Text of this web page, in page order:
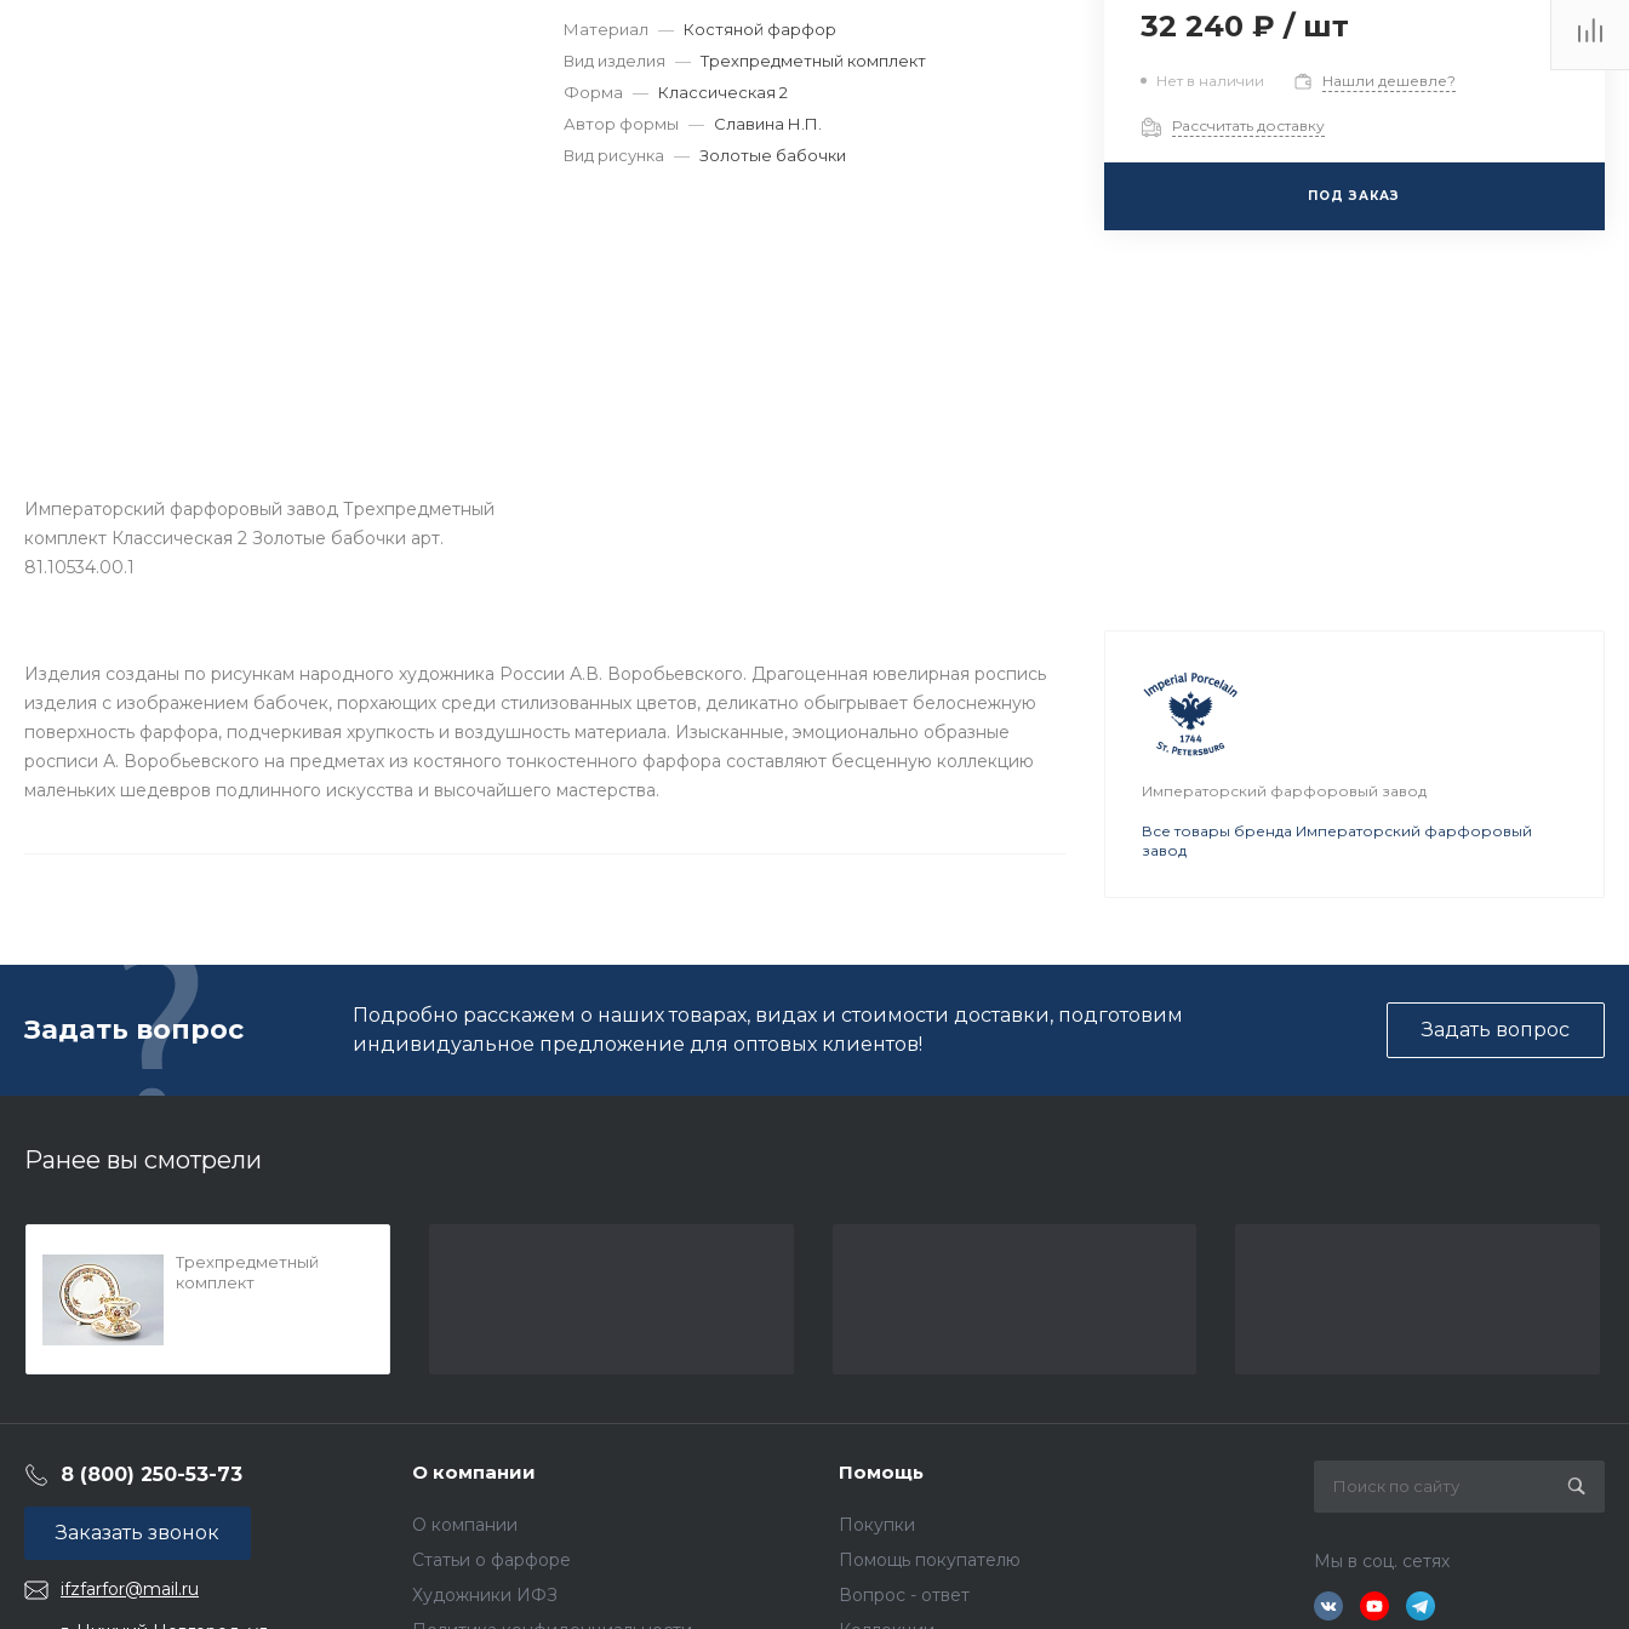
Императорский фарфоровый завод Трехпредметный
комплект Классическая 2 Золотые бабочки арт.
81.10534.00.1
Материал — Костяной фарфор
Вид изделия — Трехпредметный комплект
Форма — Классическая 2
Автор формы — Славина Н.П.
Вид рисунка — Золотые бабочки
32 240 ₽ / шт
Нет в наличии Нашли дешевле?
Рассчитать доставку
ПОД ЗАКАЗ
Изделия созданы по рисункам народного художника России А.В. Воробьевского. Драгоценная ювелирная роспись
изделия с изображением бабочек, порхающих среди стилизованных цветов, деликатно обыгрывает белоснежную
поверхность фарфора, подчеркивая хрупкость и воздушность материала. Изысканные, эмоционально образные
росписи А. Воробьевского на предметах из костяного тонкостенного фарфора составляют бесценную коллекцию
маленьких шедевров подлинного искусства и высочайшего мастерства.
Императорский фарфоровый завод
Все товары бренда Императорский фарфоровый
завод
Задать вопрос
Подробно расскажем о наших товарах, видах и стоимости доставки, подготовим
индивидуальное предложение для оптовых клиентов!
Задать вопрос
Ранее вы смотрели
Трехпредметный
комплект
8 (800) 250-53-73
Заказать звонок
ifzfarfor@mail.ru
О компании
О компании
Статьи о фарфоре
Художники ИФЗ
Помощь
Покупки
Помощь покупателю
Вопрос - ответ
Мы в соц. сетях